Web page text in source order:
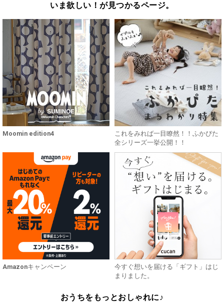
いま欲しい！が見つかるページ。
Moomin edition4
これをみれば一目瞭然！！ふかぴた
全シリーズ一挙公開！！
Amazonキャンペーン
今すぐ想いを届ける「ギフト」はじ
まりました。
おうちをもっとおしゃれに♪